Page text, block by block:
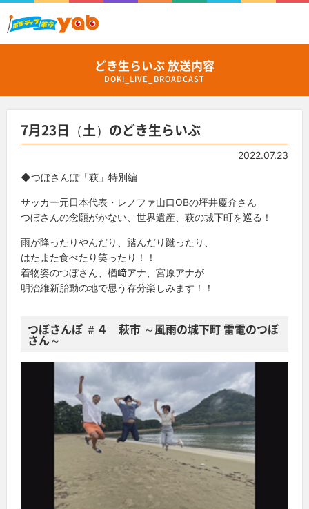
どき生らいぶ 放送内容
DOKI_LIVE_BROADCAST
7月23日（土）のどき生らいぶ
2022.07.23
◆つぼさんぽ「萩」特別編
サッカー元日本代表・レノファ山口OBの坪井慶介さん
つぼさんの念願がかない、世界遺産、萩の城下町を巡る！
雨が降ったりやんだり、踏んだり蹴ったり、
はたまた食べたり笑ったり！！
着物姿のつぼさん、楢﨑アナ、宮原アナが
明治維新胎動の地で思う存分楽しみます！！
つぼさんぽ ＃４ 萩市 ～風雨の城下町 雷電のつぼ
さん～